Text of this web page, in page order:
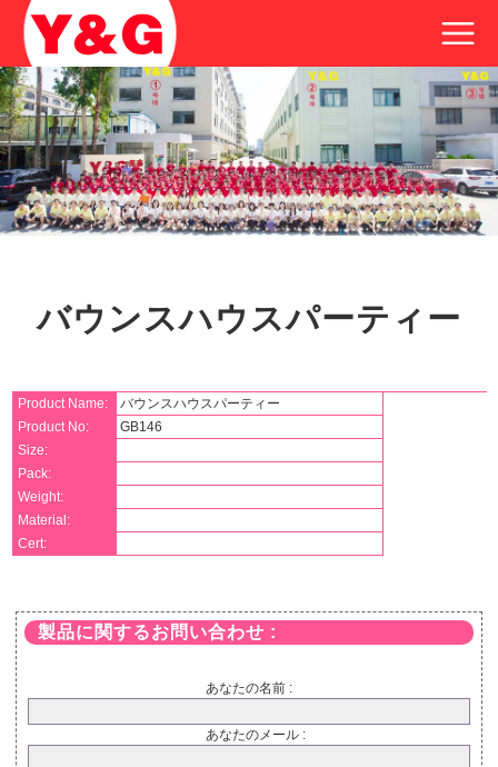
バウンスハウスパーティー
Product Name:
バウンスハウスパーティー
Product No:
GB146
Size:
Pack:
Weight:
Material:
Cert:
製品に関するお問い合わせ :
あなたの名前 :
あなたのメール :